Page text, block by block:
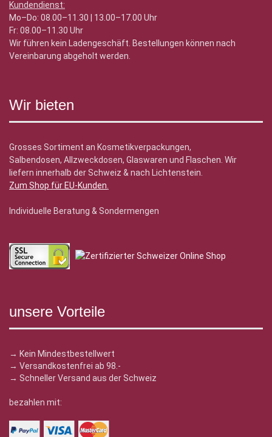
Kundendienst:
Mo–Do: 08.00–11.30 | 13.00–17.00 Uhr
Fr: 08.00–11.30 Uhr
Wir führen kein Ladengeschäft. Bestellungen können nach
Vereinbarung abgeholt werden.
Wir bieten
Grosses Sortiment an Kosmetikverpackungen,
Salbendosen, Allzweckdosen, Glaswaren und Flaschen. Wir
liefern innerhalb der Schweiz & nach Lichtenstein.
Zum Shop für EU-Kunden.
Individuelle Beratung & Sondermengen
unsere Vorteile
→ Kein Mindestbestellwert
→ Versandkostenfrei ab 98.-
→ Schneller Versand aus der Schweiz
bezahlen mit: